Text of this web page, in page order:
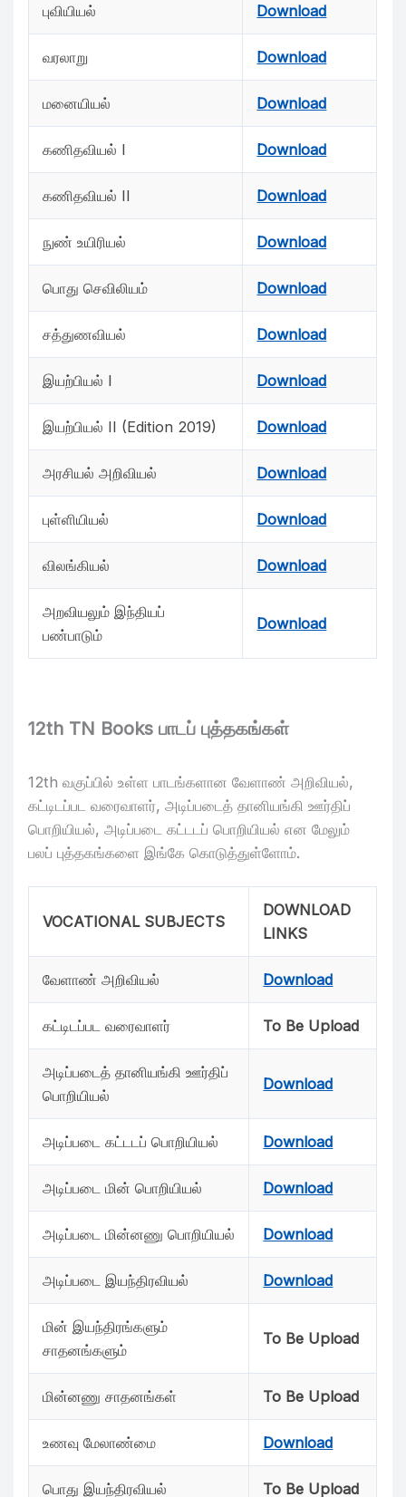
புவியியல் Download
வரலாறு Download
மனையியல் Download
கணிதவியல் I Download
கணிதவியல் II Download
நுண் உயிரியல் Download
பொது செவிலியம் Download
சத்துணவியல் Download
இயற்பியல் I Download
இயற்பியல் II (Edition 2019) Download
அரசியல் அறிவியல் Download
புள்ளியியல் Download
விலங்கியல் Download
அறவியலும் இந்தியப்
பண்பாடும்
Download
12th TN Books பாடப் புத்தகங்கள்
12th வகுப்பில் உள்ள பாடங்களான வேளாண் அறிவியல்,
கட்டிடப்பட வரைவாளர், அடிப்படைத் தானியங்கி ஊர்திப்
பொறியியல், அடிப்படை கட்டடப் பொறியியல் என மேலும்
பலப் புத்தகங்களை இங்கே கொடுத்துள்ளோம்.
VOCATIONAL SUBJECTS
DOWNLOAD
LINKS
வேளாண் அறிவியல் Download
கட்டிடப்பட வரைவாளர் To Be Upload
அடிப்படைத் தானியங்கி ஊர்திப்
பொறியியல்
Download
அடிப்படை கட்டடப் பொறியியல் Download
அடிப்படை மின் பொறியியல் Download
அடிப்படை மின்னணு பொறியியல் Download
அடிப்படை இயந்திரவியல் Download
மின் இயந்திரங்களும்
சாதனங்களும்
To Be Upload
மின்னணு சாதனங்கள் To Be Upload
உணவு மேலாண்மை Download
பொது இயந்திரவியல் To Be Upload